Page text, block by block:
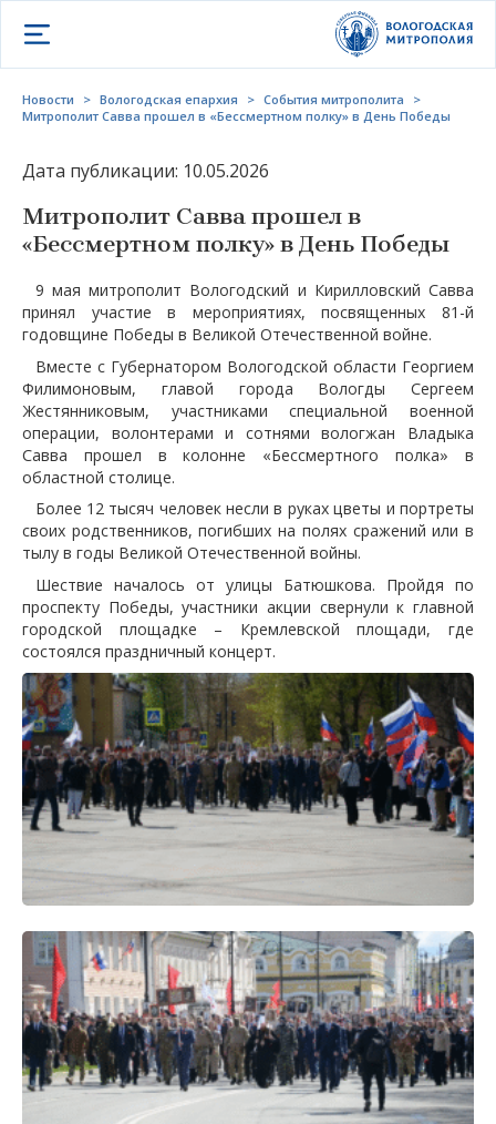
Открыть меню
Новости > Вологодская епархия > События митрополита
>
Митрополит Савва прошел в «Бессмертном полку» в День Победы
Дата публикации: 10.05.2026
Митрополит Савва прошел в
«Бессмертном полку» в День Победы
9 мая митрополит Вологодский и Кирилловский Савва
принял участие в мероприятиях, посвященных 81-й
годовщине Победы в Великой Отечественной войне.
Вместе с Губернатором Вологодской области Георгием
Филимоновым, главой города Вологды Сергеем
Жестянниковым, участниками специальной военной
операции, волонтерами и сотнями вологжан Владыка
Савва прошел в колонне «Бессмертного полка» в
областной столице.
Более 12 тысяч человек несли в руках цветы и портреты
своих родственников, погибших на полях сражений или в
тылу в годы Великой Отечественной войны.
Шествие началось от улицы Батюшкова. Пройдя по
проспекту Победы, участники акции свернули к главной
городской площадке – Кремлевской площади, где
состоялся праздничный концерт.